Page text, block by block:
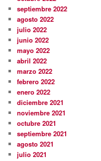
septiembre 2022
agosto 2022
julio 2022
junio 2022
mayo 2022
abril 2022
marzo 2022
febrero 2022
enero 2022
diciembre 2021
noviembre 2021
octubre 2021
septiembre 2021
agosto 2021
julio 2021